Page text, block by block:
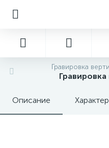
Гравировка
Описание